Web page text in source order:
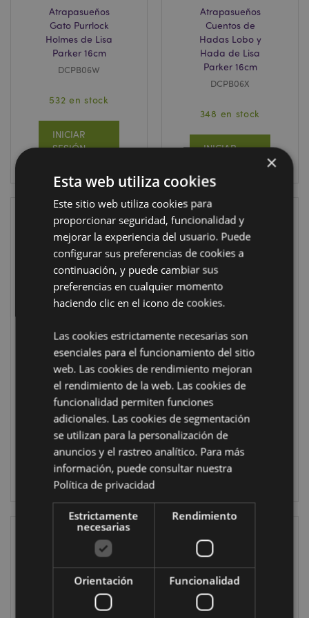
Atrapasueños
Gato Purrlock
Holmes de Lisa
Parker 16cm
DCPB06W
532 en stock
INICIAR
SESIÓN
Atrapasueños
Cuentos de
Hadas Lobo y
Hada de Lisa
Parker 16cm
DCPB06X
348 en stock
INICIAR
Atrapasueños
Susurros de
Hadas Unicornio
de Lisa Parker
16cm
DCPB06Y
928 en stock
INICIAR
SESIÓN
Atrapasueños
Guardián de
Hechizos Búho de
Lisa Parker 16cm
DCPB06Z
849 en stock
INICIAR
SESIÓN
×
Esta web utiliza cookies
Este sitio web utiliza cookies para
proporcionar seguridad, funcionalidad y
mejorar la experiencia del usuario. Puede
configurar sus preferencias de cookies a
continuación, y puede cambiar sus
preferencias en cualquier momento
haciendo clic en el icono de cookies.
Las cookies estrictamente necesarias son
esenciales para el funcionamiento del sitio
web. Las cookies de rendimiento mejoran
el rendimiento de la web. Las cookies de
funcionalidad permiten funciones
adicionales. Las cookies de segmentación
se utilizan para la personalización de
anuncios y el rastreo analítico. Para más
información, puede consultar nuestra
Política de privacidad
Estrictamente
necesarias
Rendimiento
Orientación Funcionalidad